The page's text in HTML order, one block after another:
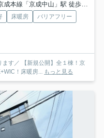
成本線「京成中山」駅 徒歩19分
床暖房
バリアフリー
す／ 【新規公開】全１棟！京
！床暖房... もっと見る